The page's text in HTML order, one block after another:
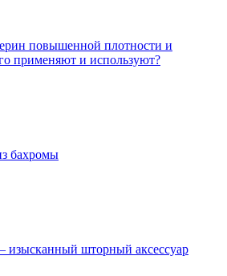
повышенной плотности и
применяют и используют?
бахромы
изысканный шторный аксессуар